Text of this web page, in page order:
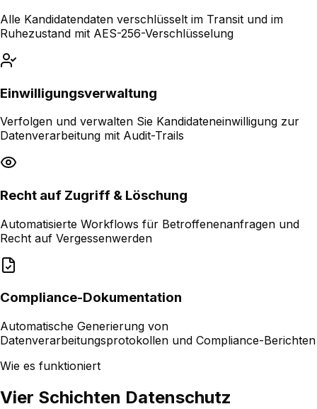
Alle Kandidatendaten verschlüsselt im Transit und im
Ruhezustand mit AES-256-Verschlüsselung
Einwilligungsverwaltung
Verfolgen und verwalten Sie Kandidateneinwilligung zur
Datenverarbeitung mit Audit-Trails
Recht auf Zugriff & Löschung
Automatisierte Workflows für Betroffenenanfragen und
Recht auf Vergessenwerden
Compliance-Dokumentation
Automatische Generierung von
Datenverarbeitungsprotokollen und Compliance-Berichten
Wie es funktioniert
Vier Schichten Datenschutz